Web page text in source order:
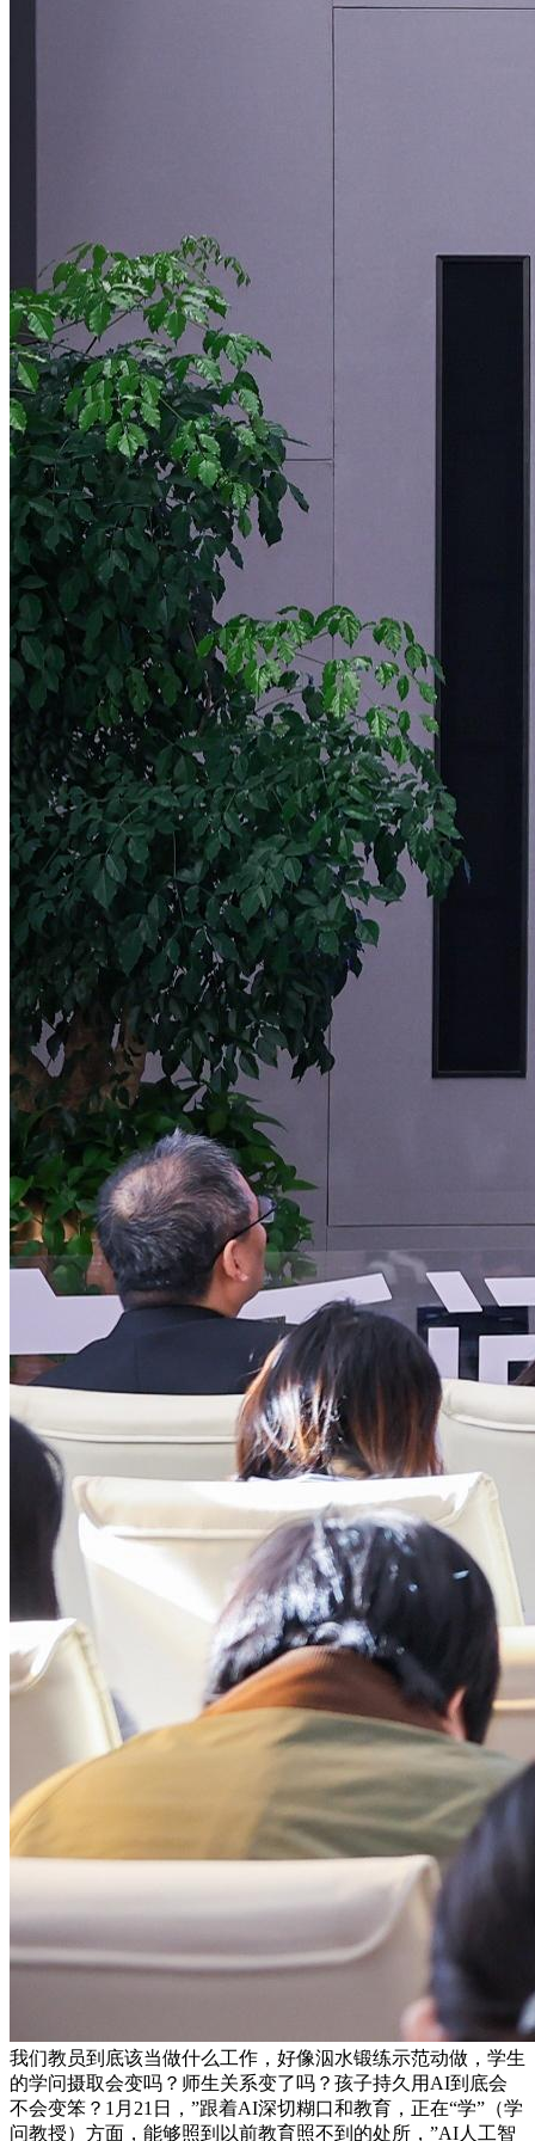
我们教员到底该当做什么工作，好像泅水锻练示范动做，学生
的学问摄取会变吗？师生关系变了吗？孩子持久用AI到底会
不会变笨？1月21日，”跟着AI深切糊口和教育，正在“学”（学
问教授）方面，能够照到以前教育照不到的处所，”AI人工智